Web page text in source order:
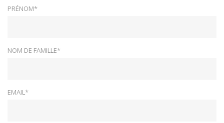
PRÉNOM*
NOM DE FAMILLE*
EMAIL*